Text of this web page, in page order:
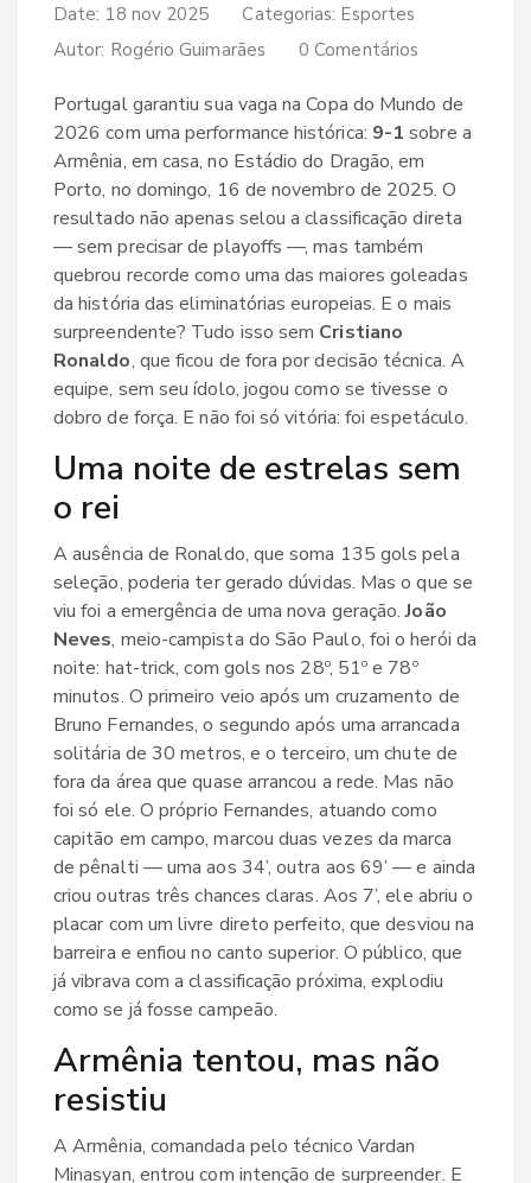
Date: 18 nov 2025 Categorias: Esportes
Autor: Rogério Guimarães 0 Comentários
Portugal garantiu sua vaga naCopa do Mundo de
2026 com uma performance histórica: 9-1 sobre a
Armênia, em casa, no Estádio do Dragão, em
Porto, no domingo, 16 de novembro de 2025. O
resultado não apenas selou a classificação direta
— sem precisar de playoffs —, mas também
quebrou recorde como uma das maiores goleadas
da história das eliminatórias europeias. E o mais
surpreendente? Tudo isso sem Cristiano
Ronaldo, que ficou de fora por decisão técnica. A
equipe, sem seu ídolo, jogou como se tivesse o
dobro de força. E não foi só vitória: foi espetáculo.
Uma noite de estrelas sem
o rei
A ausência de Ronaldo, que soma 135 gols pela
seleção, poderia ter gerado dúvidas. Mas o que se
viu foi a emergência de uma nova geração.João
Neves, meio-campista do São Paulo, foi o herói da
noite: hat-trick, com gols nos 28º, 51º e 78º
minutos. O primeiro veio após um cruzamento de
Bruno Fernandes, o segundo após uma arrancada
solitária de 30 metros, e o terceiro, um chute de
fora da área que quase arrancou a rede. Mas não
foi só ele. O próprio Fernandes, atuando como
capitão em campo, marcou duas vezes da marca
de pênalti — uma aos 34’, outra aos 69’ — e ainda
criou outras três chances claras. Aos 7’, ele abriu o
placar com um livre direto perfeito, que desviou na
barreira e enfiou no canto superior. O público, que
já vibrava com a classificação próxima, explodiu
como se já fosse campeão.
Armênia tentou, mas não
resistiu
A Armênia, comandada pelo técnico Vardan
Minasyan, entrou com intenção de surpreender. E